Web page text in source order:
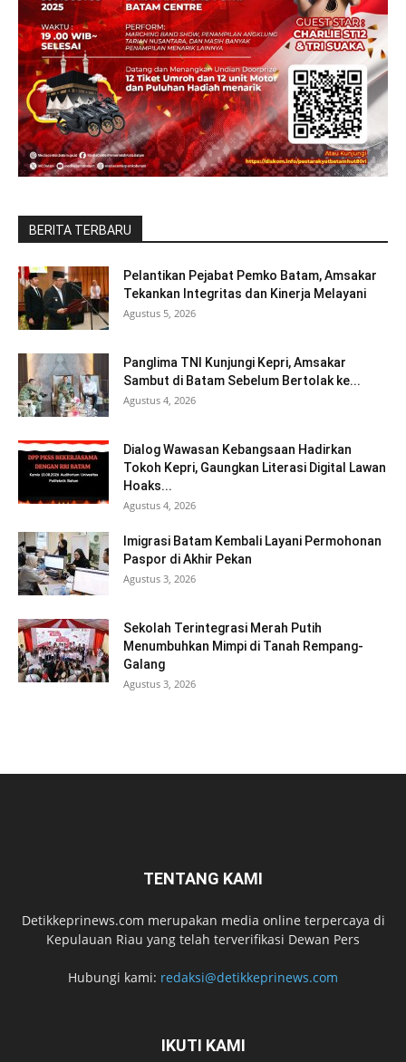
BERITA TERBARU
Pelantikan Pejabat Pemko Batam, Amsakar
Tekankan Integritas dan Kinerja Melayani
Agustus 5, 2026
Panglima TNI Kunjungi Kepri, Amsakar
Sambut di Batam Sebelum Bertolak ke...
Agustus 4, 2026
Dialog Wawasan Kebangsaan Hadirkan
Tokoh Kepri, Gaungkan Literasi Digital Lawan
Hoaks...
Agustus 4, 2026
Imigrasi Batam Kembali Layani Permohonan
Paspor di Akhir Pekan
Agustus 3, 2026
Sekolah Terintegrasi Merah Putih
Menumbuhkan Mimpi di Tanah Rempang-
Galang
Agustus 3, 2026
TENTANG KAMI
Detikkeprinews.com merupakan media online terpercaya di
Kepulauan Riau yang telah terverifikasi Dewan Pers
Hubungi kami: redaksi@detikkeprinews.com
IKUTI KAMI